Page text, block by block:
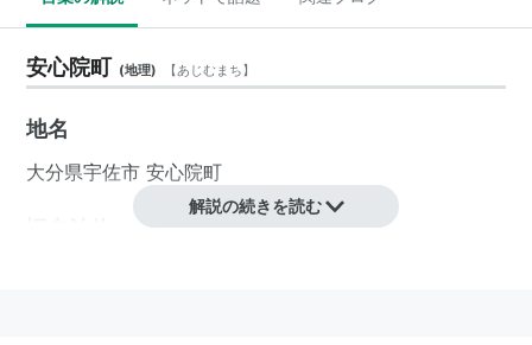
安心院町 (地理) 【あじむまち】
地名
大分県宇佐市 安心院町
解説の続きを読む